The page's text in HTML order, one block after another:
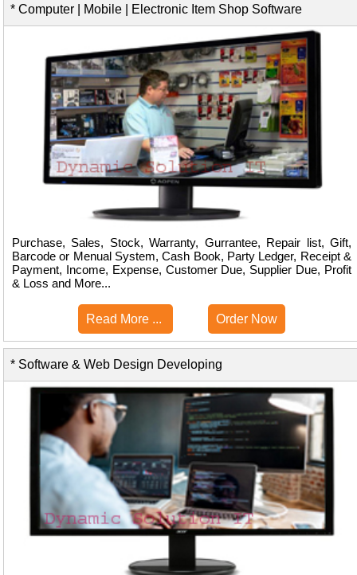
* Computer | Mobile | Electronic Item Shop Software
Purchase, Sales, Stock, Warranty, Gurrantee, Repair list, Gift,
Barcode or Menual System, Cash Book, Party Ledger, Receipt &
Payment, Income, Expense, Customer Due, Supplier Due, Profit
& Loss and More...
Read More ... Order Now
* Software & Web Design Developing